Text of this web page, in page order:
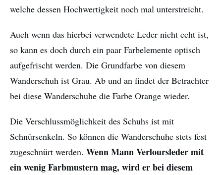
welche dessen Hochwertigkeit noch mal unterstreicht.
Auch wenn das hierbei verwendete Leder nicht echt ist,
so kann es doch durch ein paar Farbelemente optisch
aufgefrischt werden. Die Grundfarbe von diesem
Wanderschuh ist Grau. Ab und an findet der Betrachter
bei diese Wanderschuhe die Farbe Orange wieder.
Die Verschlussmöglichkeit des Schuhs ist mit
Schnürsenkeln. So können die Wanderschuhe stets fest
zugeschnürt werden. Wenn Mann Verloursleder mit
ein wenig Farbmustern mag, wird er bei diesem